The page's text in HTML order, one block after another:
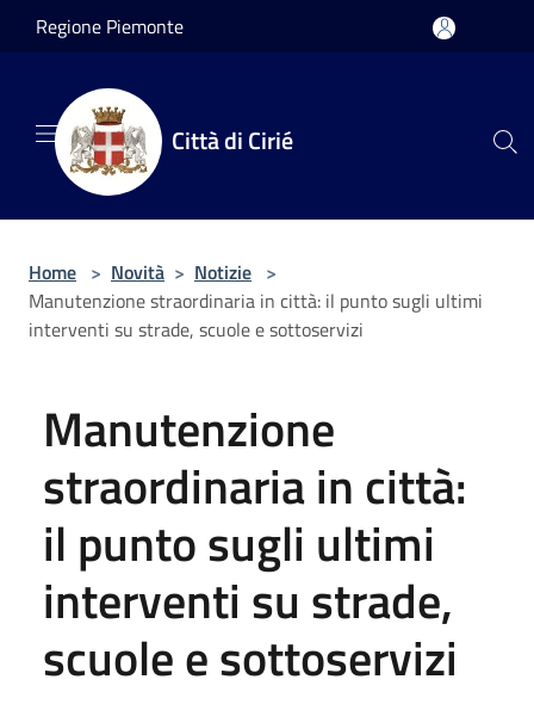
Salta al contenuto principale
Regione Piemonte
Città di Cirié
Home > Novità > Notizie >
Manutenzione straordinaria in città: il punto sugli ultimi
interventi su strade, scuole e sottoservizi
Manutenzione
straordinaria in città:
il punto sugli ultimi
interventi su strade,
scuole e sottoservizi